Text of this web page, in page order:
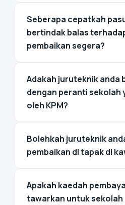
Seberapa cepatkah
bertindak balas
pembaikan segera?
Adakah juruteknik anda
dengan peranti sekolah
oleh KPM?
Bolehkah juruteknik
pembaikan di tapak di
Apakah kaedah
tawarkan untuk sekolah